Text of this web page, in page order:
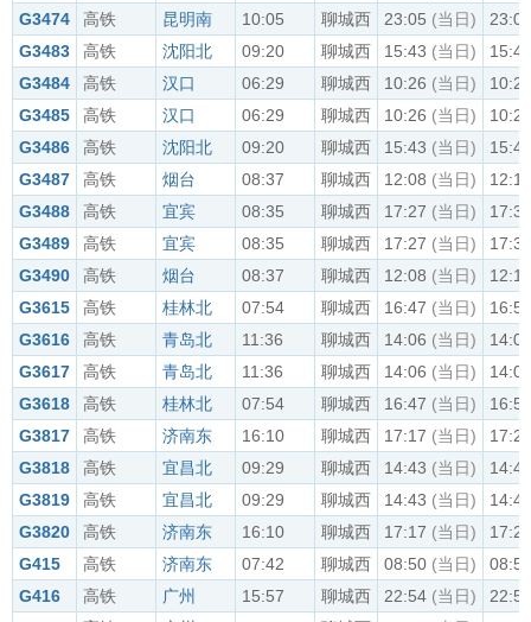
G3474
高铁 昆明南 10:05 聊城西 23:05 (当日)
23:07
G3483
高铁 沈阳北 09:20 聊城西 15:43 (当日)
15:45
G3484
高铁 汉口 06:29 聊城西 10:26 (当日)
10:28
G3485
高铁 汉口 06:29 聊城西 10:26 (当日)
10:28
G3486
高铁 沈阳北 09:20 聊城西 15:43 (当日)
15:45
G3487
高铁 烟台 08:37 聊城西 12:08 (当日)
12:12
G3488
高铁 宜宾 08:35 聊城西 17:27 (当日)
17:31
G3489
高铁 宜宾 08:35 聊城西 17:27 (当日)
17:31
G3490
高铁 烟台 08:37 聊城西 12:08 (当日)
12:12
G3615
高铁 桂林北 07:54 聊城西 16:47 (当日)
16:50
G3616
高铁 青岛北 11:36 聊城西 14:06 (当日)
14:08
G3617
高铁 青岛北 11:36 聊城西 14:06 (当日)
14:08
G3618
高铁 桂林北 07:54 聊城西 16:47 (当日)
16:50
G3817
高铁 济南东 16:10 聊城西 17:17 (当日)
17:20
G3818
高铁 宜昌北 09:29 聊城西 14:43 (当日)
14:46
G3819
高铁 宜昌北 09:29 聊城西 14:43 (当日)
14:46
G3820
高铁 济南东 16:10 聊城西 17:17 (当日)
17:20
G415
高铁 济南东 07:42 聊城西 08:50 (当日)
08:52
G416
高铁 广州 15:57 聊城西 22:54 (当日)
22:56